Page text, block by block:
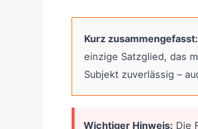
Kurz zusammengefasst:
einzige Satzglied, das
Subjekt zuverlässig –
Wichtiger Hinweis: Die